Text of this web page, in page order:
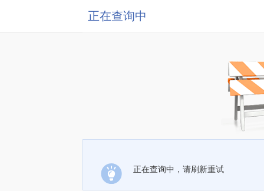
正在查询中
正在查询中，请刷新重试